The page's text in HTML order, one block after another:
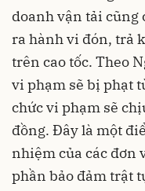
doanh vận tải
ra hành vi đón, trả
trên cao tốc. Theo
vi phạm sẽ bị phạt
chức vi phạm sẽ
đồng. Đây là một
nhiệm của các đơn
phần bảo đảm trật